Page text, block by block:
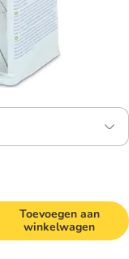
Toevoegen aan
winkelwagen